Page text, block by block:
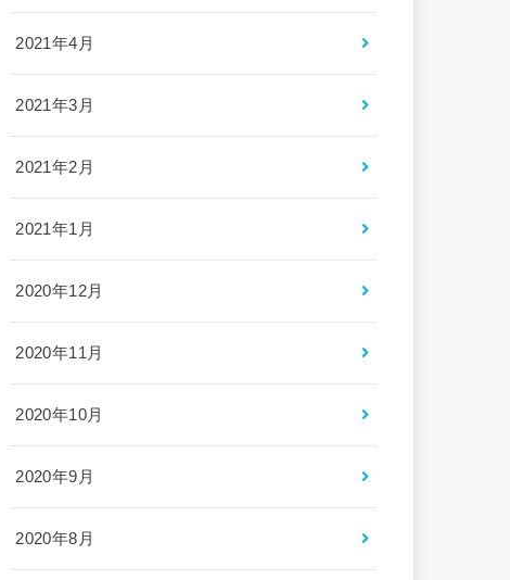
2021年4月
2021年3月
2021年2月
2021年1月
2020年12月
2020年11月
2020年10月
2020年9月
2020年8月